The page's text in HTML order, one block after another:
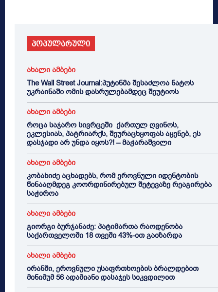
პოპულარული
ახალი ამბები
The Wall Street Journal:პუტინმა შესაძლოა ნატოს
უკრაინაში ომის დასრულებამდეც შეუტიოს
ახალი ამბები
როცა საჯარო სივრცეში ქართულ ღვინოს,
ეკლესიას, პატრიარქს, შეურაცხყოფას აყენებ, ეს
დასჯადი არ უნდა იყოს?! – მაჭარაშვილი
ახალი ამბები
კობახიძე აცხადებს, რომ ეროვნული იდენტობის
წინააღმდეგ კოორდინირებულ შეტევაზე რეაგირება
საჭიროა
ახალი ამბები
გიორგი ბურჯანაძე: პატიმართა რაოდენობა
საქართველოში 18 თვეში 43%-ით გაიზარდა
ახალი ამბები
ირანში, ეროვნული უსაფრთხოების ბრალდებით
მინიმუმ 56 ადამიანი დასაჯეს სიკვდილით